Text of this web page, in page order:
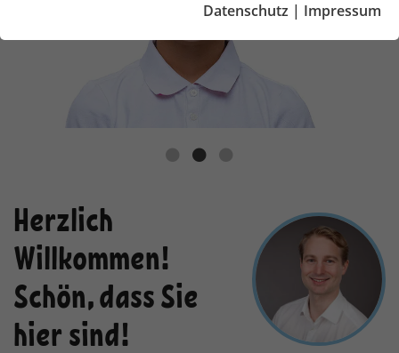
Datenschutz | Impressum
Herzlich
Willkommen!
Schön, dass Sie
hier sind!